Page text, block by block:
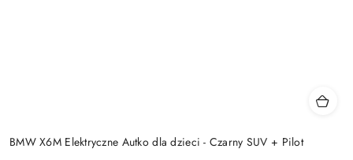
BMW X6M Elektryczne Autko dla dzieci - Czarny SUV + Pilot